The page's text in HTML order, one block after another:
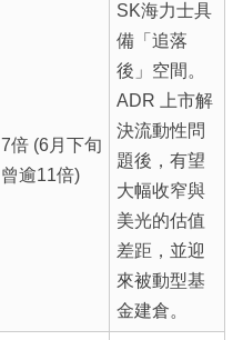
7倍 (6月下旬
曾逾11倍)
SK海力士具
備「追落
後」空間。
ADR 上市解
決流動性問
題後，有望
大幅收窄與
美光的估值
差距，並迎
來被動型基
金建倉。